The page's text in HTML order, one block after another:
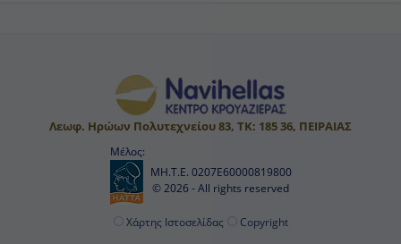
Λεωφ. Ηρώων Πολυτεχνείου 83, ΤΚ: 185 36, ΠΕΙΡΑΙΑΣ
Μέλος:
ΜΗ.Τ.Ε. 0207Ε60000819800
© 2026 - All rights reserved
Χάρτης Ιστοσελίδας Copyright